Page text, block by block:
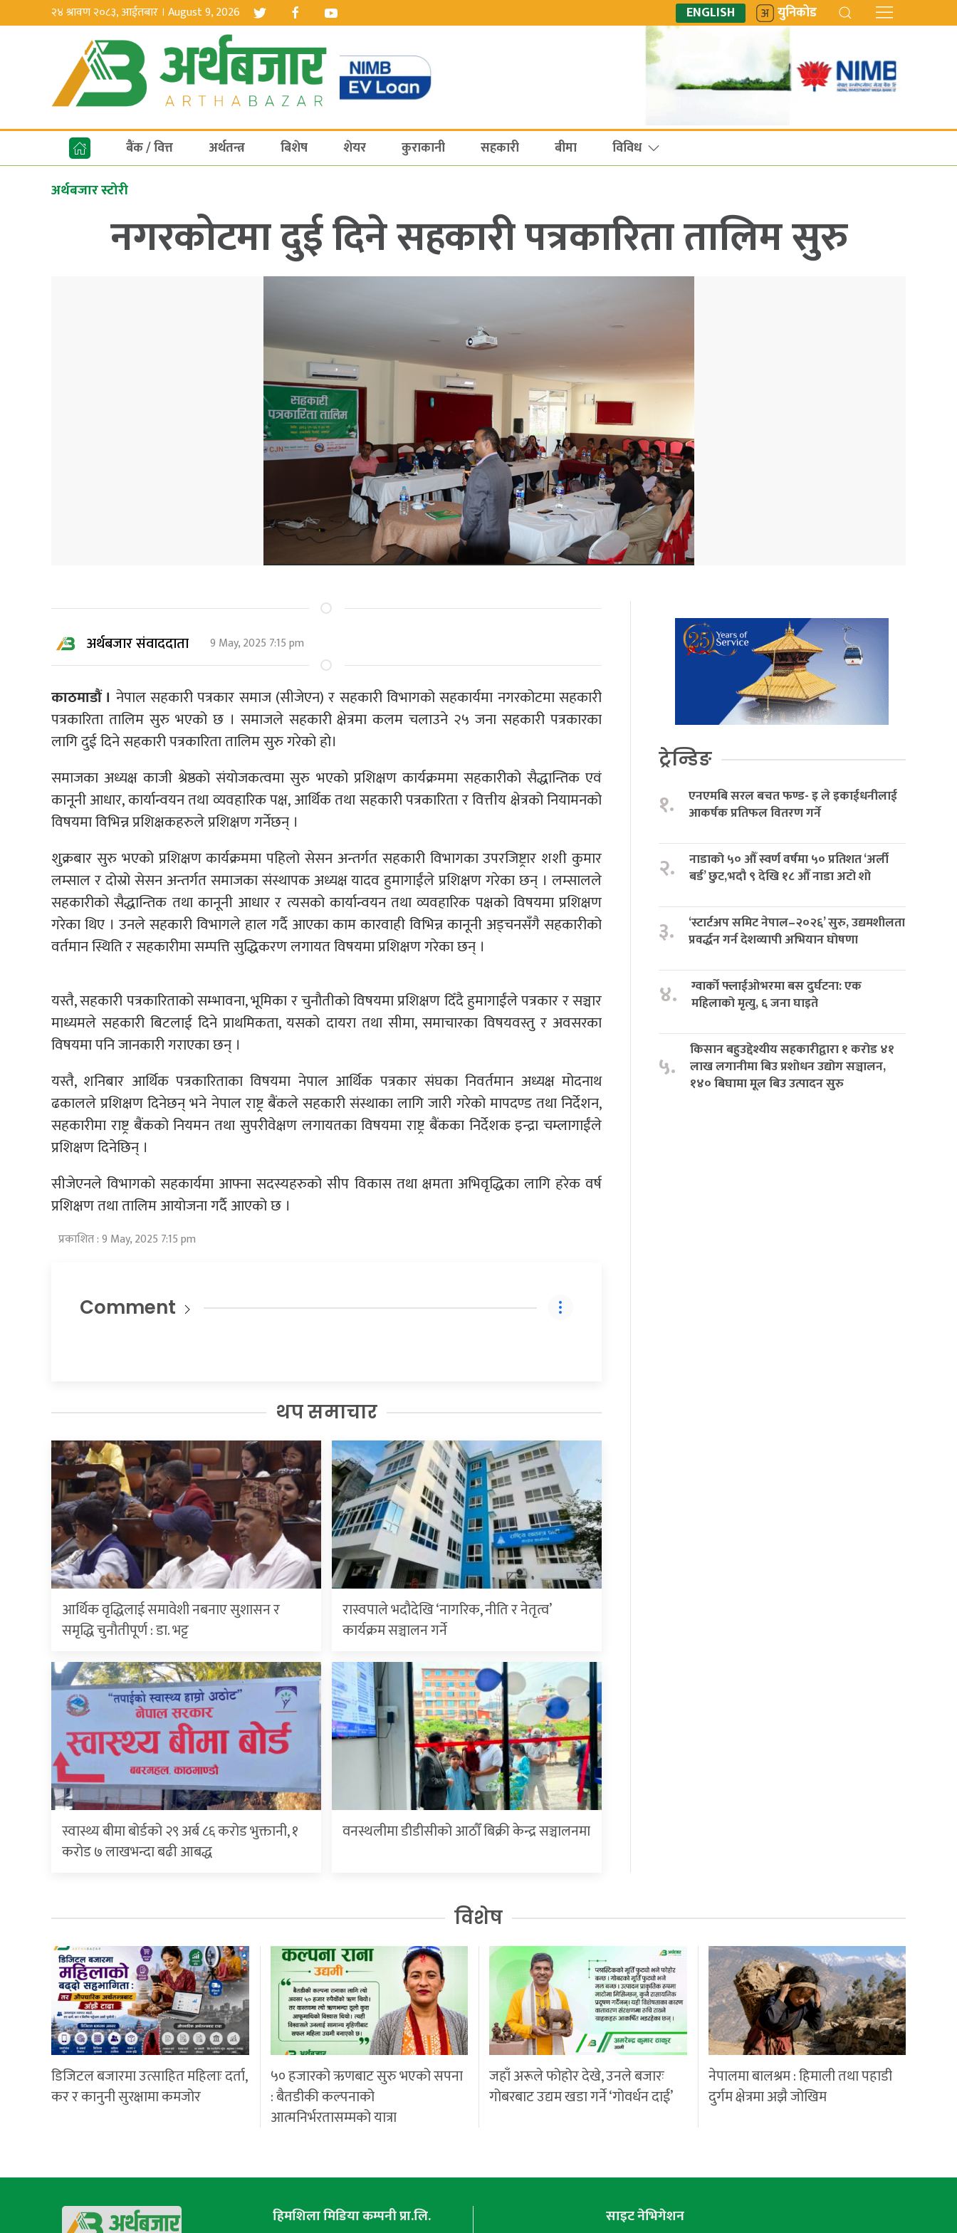
२४ श्रावण २०८३, आईतबार । August 9, 2026 ENGLISH युनिकोड
बैंक / वित्त अर्थतन्त्र बिशेष शेयर कुराकानी सहकारी बीमा विविध
अर्थबजार स्टोरी
नगरकोटमा दुई दिने सहकारी पत्रकारिता तालिम सुरु
अर्थबजार संवाददाता 9 May, 2025 7:15 pm
काठमाडौं । नेपाल सहकारी पत्रकार समाज (सीजेएन) र सहकारी विभागको सहकार्यमा नगरकोटमा सहकारी
पत्रकारिता तालिम सुरु भएको छ । समाजले सहकारी क्षेत्रमा कलम चलाउने २५ जना सहकारी पत्रकारका
लागि दुई दिने सहकारी पत्रकारिता तालिम सुरु गरेको हो।
समाजका अध्यक्ष काजी श्रेष्ठको संयोजकत्वमा सुरु भएको प्रशिक्षण कार्यक्रममा सहकारीको सैद्धान्तिक एवं
कानूनी आधार, कार्यान्वयन तथा व्यवहारिक पक्ष, आर्थिक तथा सहकारी पत्रकारिता र वित्तीय क्षेत्रको नियामनको
विषयमा विभिन्न प्रशिक्षकहरुले प्रशिक्षण गर्नेछन् ।
शुक्रबार सुरु भएको प्रशिक्षण कार्यक्रममा पहिलो सेसन अन्तर्गत सहकारी विभागका उपरजिष्ट्रार शशी कुमार
लम्साल र दोस्रो सेसन अन्तर्गत समाजका संस्थापक अध्यक्ष यादव हुमागाईंले प्रशिक्षण गरेका छन् । लम्सालले
सहकारीको सैद्धान्तिक तथा कानूनी आधार र त्यसको कार्यान्वयन तथा व्यवहारिक पक्षको विषयमा प्रशिक्षण
गरेका थिए । उनले सहकारी विभागले हाल गर्दै आएका काम कारवाही विभिन्न कानूनी अड्चनसँगै सहकारीको
वर्तमान स्थिति र सहकारीमा सम्पत्ति सुद्धिकरण लगायत विषयमा प्रशिक्षण गरेका छन् ।
यस्तै, सहकारी पत्रकारिताको सम्भावना, भूमिका र चुनौतीको विषयमा प्रशिक्षण दिँदै हुमागाईंले पत्रकार र सञ्चार
माध्यमले सहकारी बिटलाई दिने प्राथमिकता, यसको दायरा तथा सीमा, समाचारका विषयवस्तु र अवसरका
विषयमा पनि जानकारी गराएका छन् ।
यस्तै, शनिबार आर्थिक पत्रकारिताका विषयमा नेपाल आर्थिक पत्रकार संघका निवर्तमान अध्यक्ष मोदनाथ
ढकालले प्रशिक्षण दिनेछन् भने नेपाल राष्ट्र बैंकले सहकारी संस्थाका लागि जारी गरेको मापदण्ड तथा निर्देशन,
सहकारीमा राष्ट्र बैंकको नियमन तथा सुपरीवेक्षण लगायतका विषयमा राष्ट्र बैंकका निर्देशक इन्द्रा चम्लागाईंले
प्रशिक्षण दिनेछिन् ।
सीजेएनले विभागको सहकार्यमा आफ्ना सदस्यहरुको सीप विकास तथा क्षमता अभिवृद्धिका लागि हरेक वर्ष
प्रशिक्षण तथा तालिम आयोजना गर्दै आएको छ ।
प्रकाशित : 9 May, 2025 7:15 pm
Comment
थप समाचार
आर्थिक वृद्धिलाई समावेशी नबनाए सुशासन र
समृद्धि चुनौतीपूर्ण : डा. भट्ट
रास्वपाले भदौदेखि ‘नागरिक, नीति र नेतृत्व’
कार्यक्रम सञ्चालन गर्ने
स्वास्थ्य बीमा बोर्डको २९ अर्ब ८६ करोड भुक्तानी, १
करोड ७ लाखभन्दा बढी आबद्ध
वनस्थलीमा डीडीसीको आठौँ बिक्री केन्द्र सञ्चालनमा
ट्रेन्डिङ
१.
एनएमबि सरल बचत फण्ड- इ ले इकाईधनीलाई
आकर्षक प्रतिफल वितरण गर्ने
२.
नाडाको ५० औँ स्वर्ण वर्षमा ५० प्रतिशत ‘अर्ली
बर्ड’ छुट,भदौ ९ देखि १८ औँ नाडा अटो शो
३.
‘स्टार्टअप समिट नेपाल–२०२६’ सुरु, उद्यमशीलता
प्रवर्द्धन गर्न देशव्यापी अभियान घोषणा
४.
ग्वार्को फ्लाईओभरमा बस दुर्घटना: एक
महिलाको मृत्यु, ६ जना घाइते
५.
किसान बहुउद्देश्यीय सहकारीद्वारा १ करोड ४१
लाख लगानीमा बिउ प्रशोधन उद्योग सञ्चालन,
१४० बिघामा मूल बिउ उत्पादन सुरु
विशेष
डिजिटल बजारमा उत्साहित महिलाः दर्ता,
कर र कानुनी सुरक्षामा कमजोर
५० हजारको ऋणबाट सुरु भएको सपना
: बैतडीकी कल्पनाको
आत्मनिर्भरतासम्मको यात्रा
जहाँ अरूले फोहोर देखे, उनले बजारः
गोबरबाट उद्यम खडा गर्ने ‘गोवर्धन दाई’
नेपालमा बालश्रम : हिमाली तथा पहाडी
दुर्गम क्षेत्रमा अझै जोखिम
हिमशिला मिडिया कम्पनी प्रा.लि.
साइट नेभिगेशन